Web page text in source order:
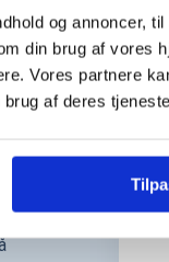
og annoncer,
din brug af vores
Vores partnere
af deres